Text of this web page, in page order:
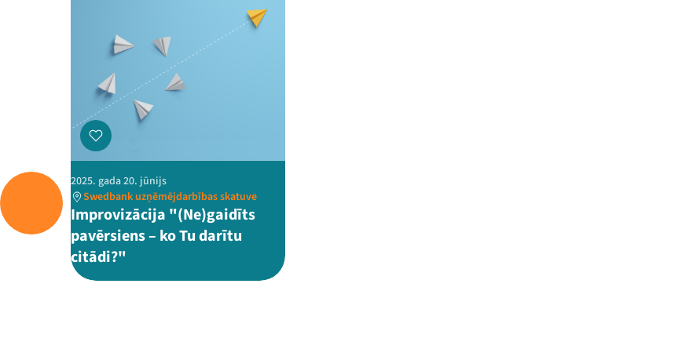
2025. gada 20. jūnijs
Swedbank uzņēmējdarbības skatuve
Improvizācija "(Ne)gaidīts
pavērsiens – ko Tu darītu
citādi?"